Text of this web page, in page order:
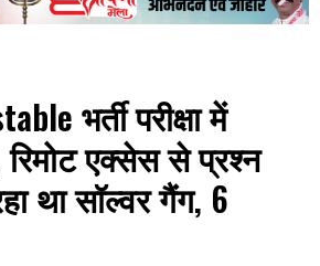
भर्ती परीक्षा में
एक्सेस से प्रश्न
था सॉल्वर गैंग, 6